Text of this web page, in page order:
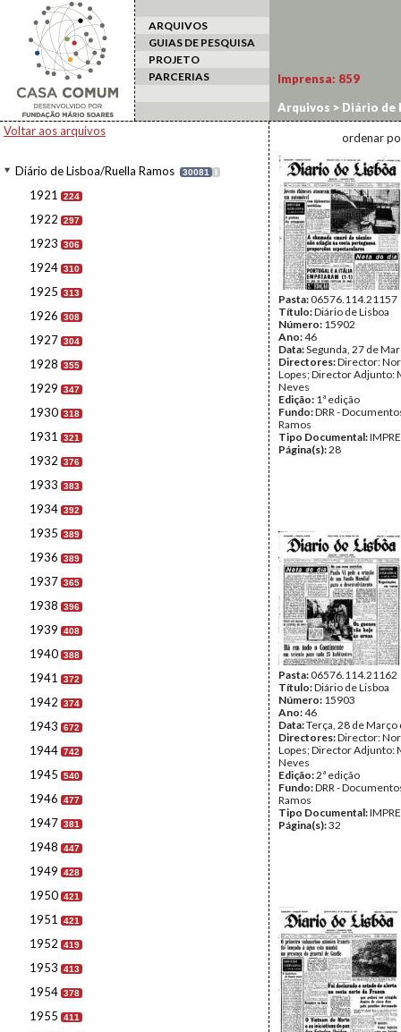
ARQUIVOS
GUIAS DE PESQUISA
PROJETO
PARCERIAS
Voltar aos arquivos
Diário de Lisboa/Ruella Ramos 30081 I
1921 224
1922 297
1923 306
1924 310
1925 313
1926 308
1927 304
1928 355
1929 347
1930 318
1931 321
1932 376
1933 383
1934 392
1935 389
1936 389
1937 365
1938 396
1939 408
1940 388
1941 372
1942 374
1943 672
1944 742
1945 540
1946 477
1947 381
1948 447
1949 428
1950 421
1951 421
1952 419
1953 413
1954 378
1955 411
Imprensa: 859
Arquivos > Diário de
ordenar
Pasta:06576.114.21157
Título:Diário de Lisboa
Número: 15902
Ano:46
Data:Segunda, 27 de
Directores:Director:
Lopes; Director Adjunto:
Neves
Edição: 1ª edição
Fundo:DRR -
Ramos
Tipo Documental:
Página(s):28
Pasta:06576.114.21162
Título:Diário de Lisboa
Número: 15903
Ano:46
Data:Terça, 28 de Março
Directores:Director:
Lopes; Director Adjunto:
Neves
Edição:2ª edição
Fundo:DRR -
Ramos
Tipo Documental:
Página(s):32